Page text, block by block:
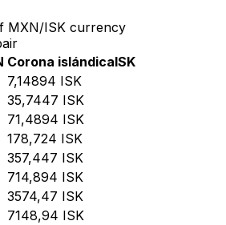
MXN/ISK currency
Corona islándicaISK
7,14894 ISK
35,7447 ISK
71,4894 ISK
178,724 ISK
357,447 ISK
714,894 ISK
3574,47 ISK
7148,94 ISK